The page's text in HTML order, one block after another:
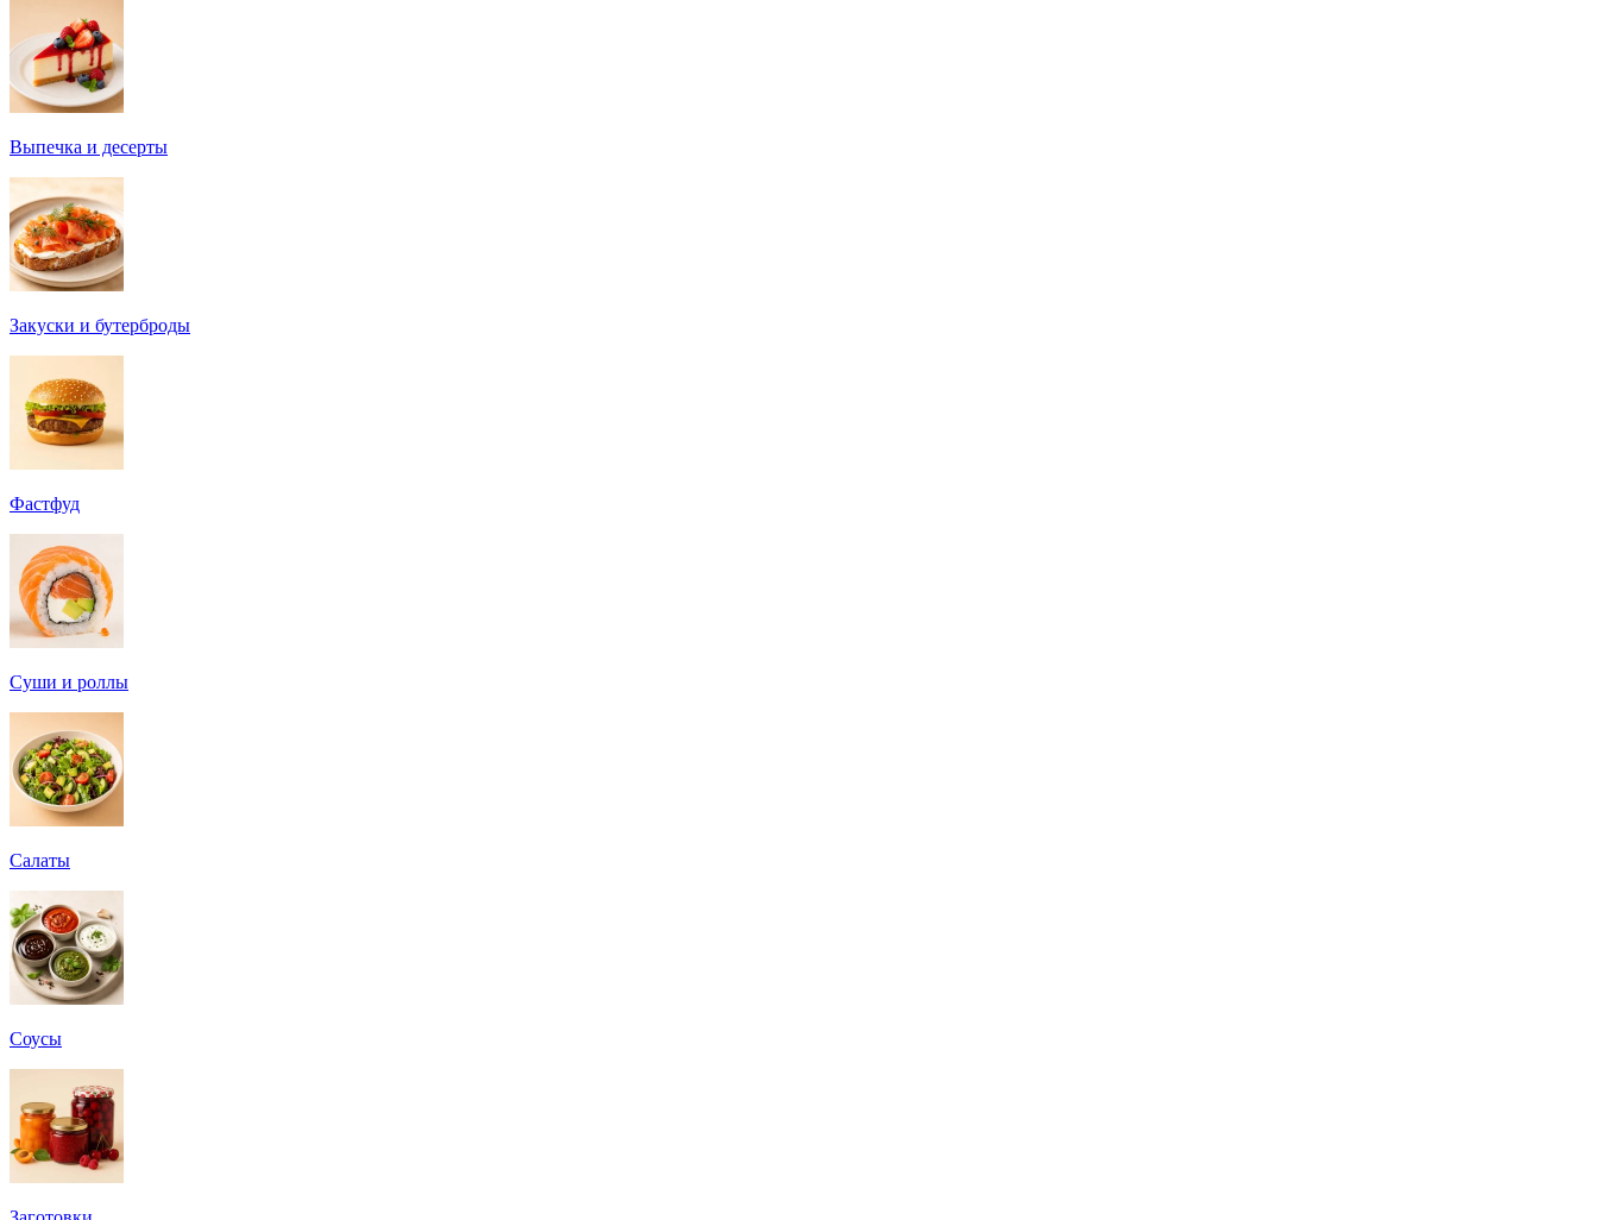
Выпечка и десерты
Закуски и бутерброды
Фастфуд
Суши и роллы
Салаты
Соусы